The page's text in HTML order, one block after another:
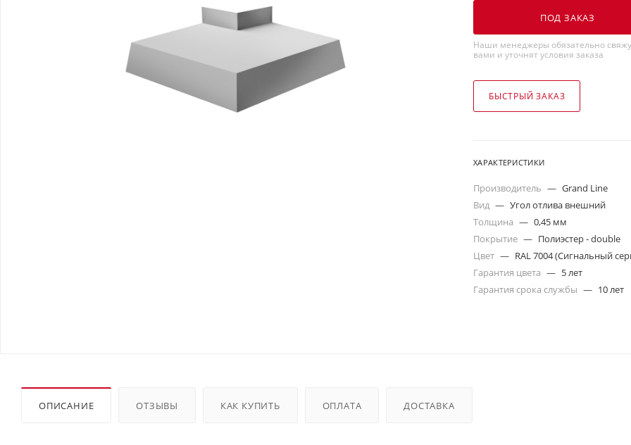
ПОД ЗАКАЗ
Наши менеджеры обязательно
вами и уточнят условия заказа
БЫСТРЫЙ ЗАКАЗ
ХАРАКТЕРИСТИКИ
Производитель — Grand Line
Вид — Угол отлива внешний
Толщина — 0,45 мм
Покрытие — Полиэстер - double
Цвет — RAL 7004 (Сигнальный
Гарантия цвета — 5 лет
Гарантия срока службы — 10 лет
ОПИСАНИЕ ОТЗЫВЫ КАК КУПИТЬ ОПЛАТА ДОСТАВКА